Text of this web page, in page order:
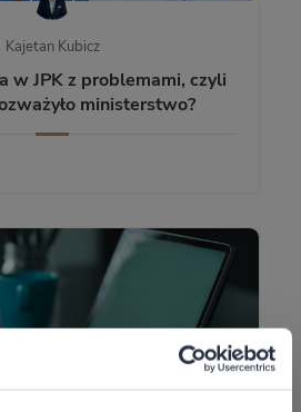
Kajetan Kubicz
w JPK z problemami, czyli
ministerstwo?